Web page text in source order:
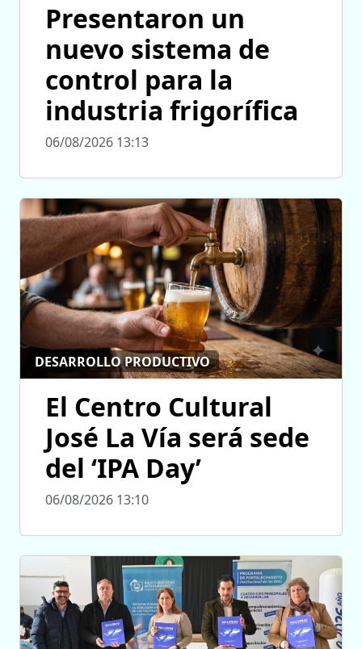
Presentaron un
nuevo sistema de
control para la
industria frigorífica
06/08/2026 13:13
DESARROLLO PRODUCTIVO
El Centro Cultural
José La Vía será sede
del ‘IPA Day’
06/08/2026 13:10